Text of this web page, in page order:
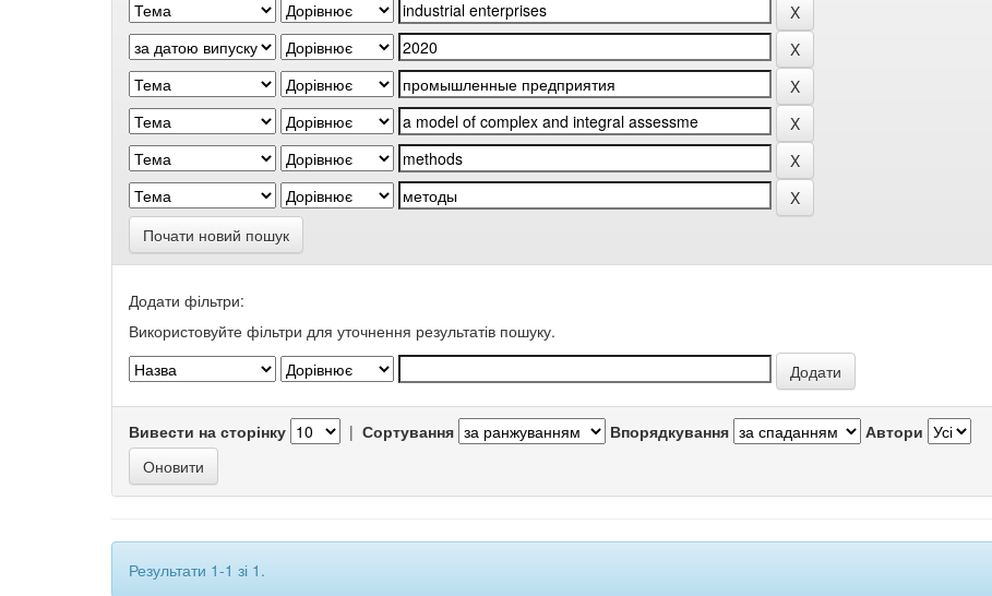
Почати новий пошук
Додати фільтри:
Використовуйте фільтри для уточнення результатів пошуку.
Вивести на сторінку | Сортування Впорядкування Автори
Результати 1-1 зі 1.